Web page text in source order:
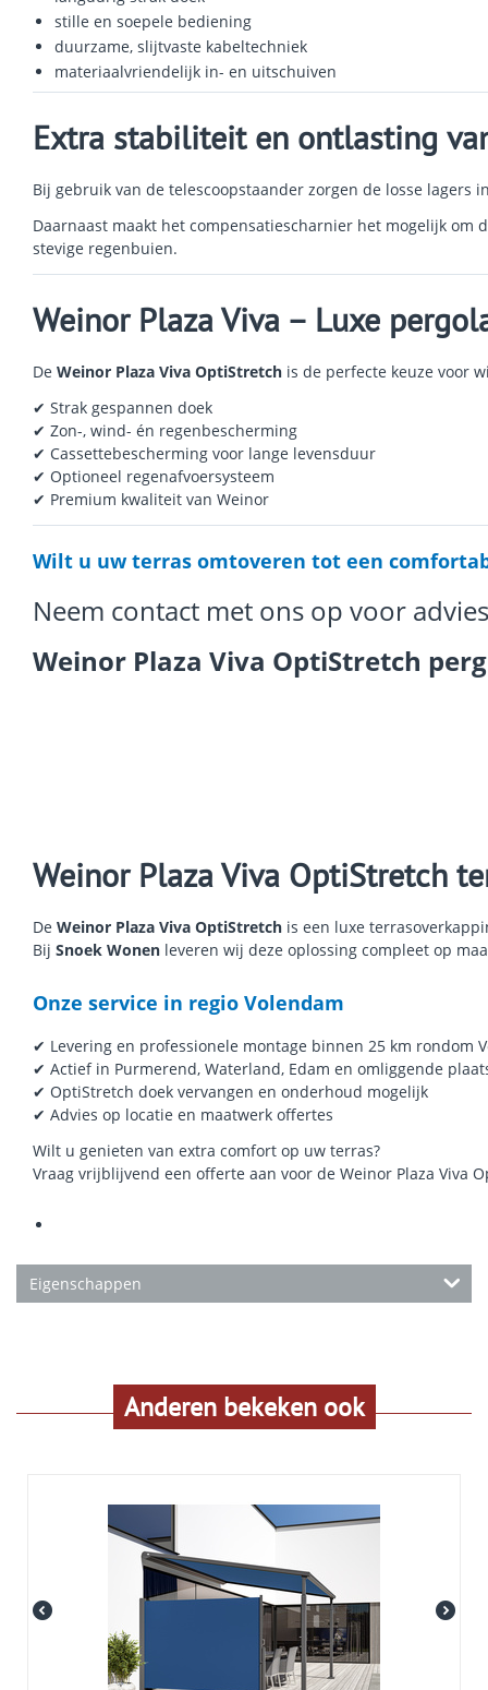
stille en soepele bediening
duurzame, slijtvaste kabeltechniek
materiaalvriendelijk in- en uitschuiven
Extra stabiliteit en ontlasting
Bij gebruik van de telescoopstaander zorgen de losse
Daarnaast maakt het compensatiescharnier het mogelijk
stevige regenbuien.
Weinor Plaza Viva – Luxe
De Weinor Plaza Viva OptiStretch is de perfecte keuze voor
✔ Strak gespannen doek
✔ Zon-, wind- én regenbescherming
✔ Cassettebescherming voor lange levensduur
✔ Optioneel regenafvoersysteem
✔ Premium kwaliteit van Weinor
Wilt u uw terras omtoveren tot een
Neem contact met ons op voor
Weinor Plaza Viva OptiStretch
Weinor Plaza Viva OptiStretch
De Weinor Plaza Viva OptiStretch is een luxe
Bij Snoek Wonen leveren wij deze oplossing compleet op
Onze service in regio Volendam
✔ Levering en professionele montage binnen 25 km rondom
✔ Actief in Purmerend, Waterland, Edam en omliggende
✔ OptiStretch doek vervangen en onderhoud mogelijk
✔ Advies op locatie en maatwerk offertes
Wilt u genieten van extra comfort op uw terras?
Vraag vrijblijvend een offerte aan voor de Weinor Plaza Viva
Eigenschappen
Anderen bekeken ook